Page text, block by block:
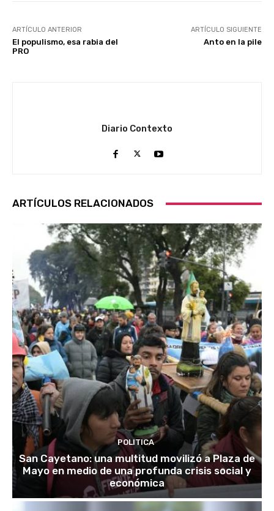
ARTÍCULO ANTERIOR
El populismo, esa rabia del
PRO
ARTÍCULO SIGUIENTE
Anto en la pile
Diario Contexto
ARTÍCULOS RELACIONADOS
POLITICA
San Cayetano: una multitud movilizó a Plaza de
Mayo en medio de una profunda crisis social y
económica